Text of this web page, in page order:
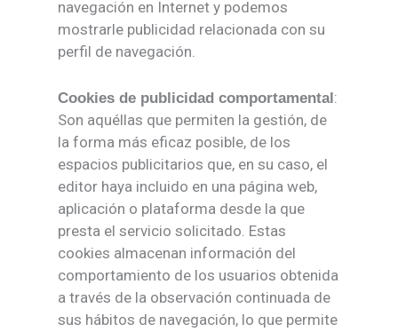
navegación en Internet y podemos
mostrarle publicidad relacionada con su
perfil de navegación.
Cookies de publicidad comportamental:
Son aquéllas que permiten la gestión, de
la forma más eficaz posible, de los
espacios publicitarios que, en su caso, el
editor haya incluido en una página web,
aplicación o plataforma desde la que
presta el servicio solicitado. Estas
cookies almacenan información del
comportamiento de los usuarios obtenida
a través de la observación continuada de
sus hábitos de navegación, lo que permite